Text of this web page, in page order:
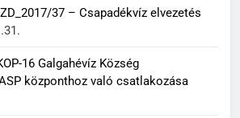
37 – Csapadékvíz elvezetés
16 Galgahévíz Község
központhoz való csatlakozása